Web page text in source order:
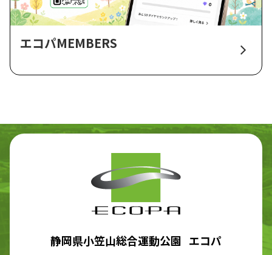
エコパMEMBERS
静岡県小笠山総合運動公園 エコパ